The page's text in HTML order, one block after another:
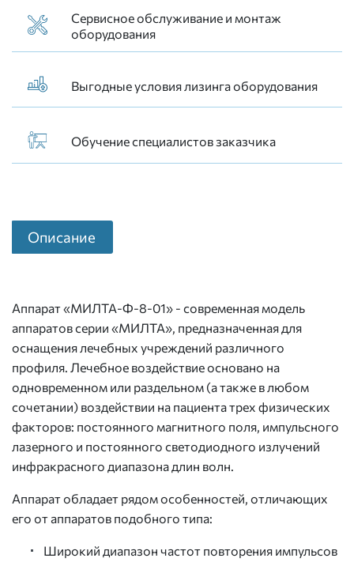
Сервисное обслуживание и монтаж
оборудования
Выгодные условия лизинга оборудования
Обучение специалистов заказчика
Описание
Аппарат «МИЛТА-Ф-8-01» - современная модель
аппаратов серии «МИЛТА», предназначенная для
оснащения лечебных учреждений различного
профиля. Лечебное воздействие основано на
одновременном или раздельном (а также в любом
сочетании) воздействии на пациента трех физических
факторов: постоянного магнитного поля, импульсного
лазерного и постоянного светодиодного излучений
инфракрасного диапазона длин волн.
Аппарат обладает рядом особенностей, отличающих
его от аппаратов подобного типа:
Широкий диапазон частот повторения импульсов